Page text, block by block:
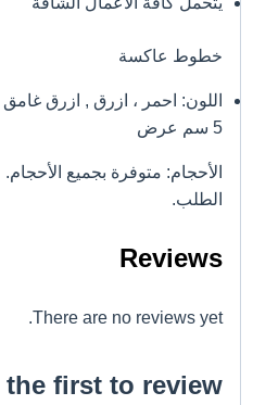
خطوط عاكسة
5 سم عرض
الأحجام: متوفرة بجميع
الطلب.
Reviews
There are no reviews yet.